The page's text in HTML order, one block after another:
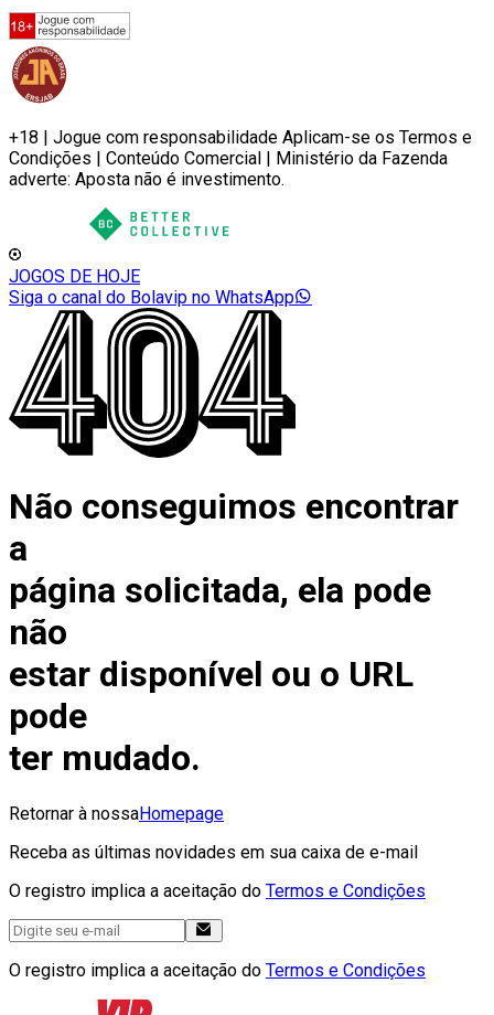
+18 | Jogue com responsabilidade Aplicam-se os Termos e
Condições | Conteúdo Comercial | Ministério da Fazenda
adverte: Aposta não é investimento.
JOGOS DE HOJE
Siga o canal do Bolavip no WhatsApp
Não conseguimos encontrar
a
página solicitada, ela pode
não
estar disponível ou o URL
pode
ter mudado.
Retornar à nossaHomepage
Receba as últimas novidades em sua caixa de e-mail
O registro implica a aceitação do Termos e Condições
O registro implica a aceitação do Termos e Condições